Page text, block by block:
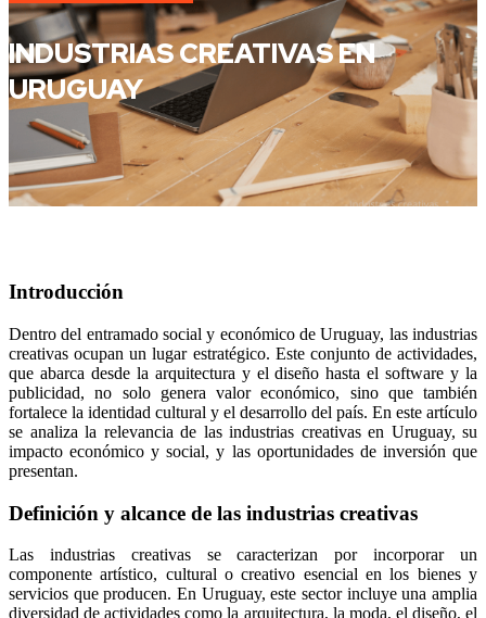
INDUSTRIAS CREATIVAS EN
URUGUAY
Introducción
Dentro del entramado social y económico de Uruguay, las industrias
creativas ocupan un lugar estratégico. Este conjunto de actividades,
que abarca desde la arquitectura y el diseño hasta el software y la
publicidad, no solo genera valor económico, sino que también
fortalece la identidad cultural y el desarrollo del país. En este artículo
se analiza la relevancia de las industrias creativas en Uruguay, su
impacto económico y social, y las oportunidades de inversión que
presentan.
Definición y alcance de las industrias creativas
Las industrias creativas se caracterizan por incorporar un
componente artístico, cultural o creativo esencial en los bienes y
servicios que producen. En Uruguay, este sector incluye una amplia
diversidad de actividades como la arquitectura, la moda, el diseño, el